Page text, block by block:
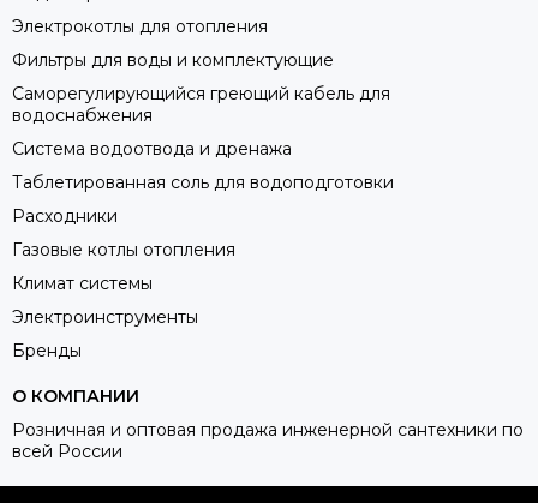
Электрокотлы для отопления
Фильтры для воды и комплектующие
Саморегулирующийся греющий кабель для
водоснабжения
Система водоотвода и дренажа
Таблетированная соль для водоподготовки
Расходники
Газовые котлы отопления
Климат системы
Электроинструменты
Бренды
О КОМПАНИИ
Розничная и оптовая продажа инженерной сантехники по
всей России